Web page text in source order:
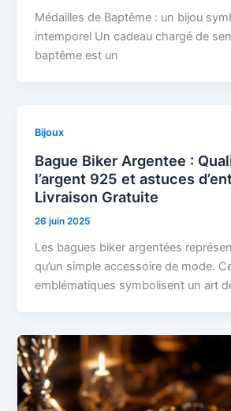
Médailles de Baptême : un bijou
intemporel Un cadeau chargé de
baptême est un
Bijoux
Bague Biker Argentee :
l’argent 925 et astuces
Livraison Gratuite
26 juin 2025
Les bagues biker argentées
qu’un simple accessoire de mode.
emblématiques symbolisent un art